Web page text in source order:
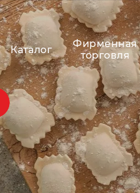
Каталог
Фирменная
торговля